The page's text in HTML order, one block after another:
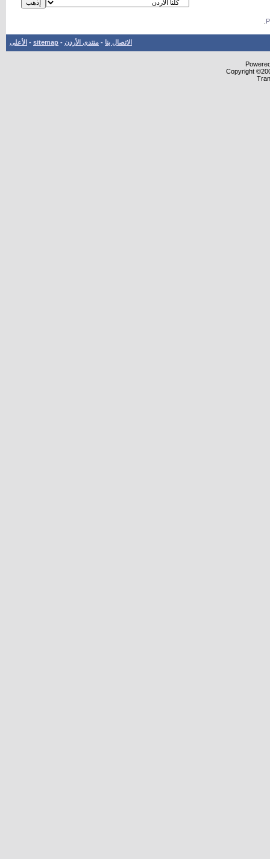
الاتصال بنا - منتدى الأردن -
sitemap
- الأعلى
Copyright